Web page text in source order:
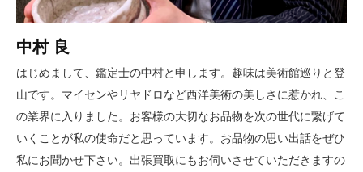
中村 良
はじめまして、鑑定士の中村と申します。趣味は美術館巡りと登
山です。マイセンやリヤドロなど西洋美術の美しさに惹かれ、こ
の業界に入りました。お客様の大切なお品物を次の世代に繋げて
いくことが私の使命だと思っています。お品物の思い出話をぜひ
私にお聞かせ下さい。出張買取にもお伺いさせていただきますの